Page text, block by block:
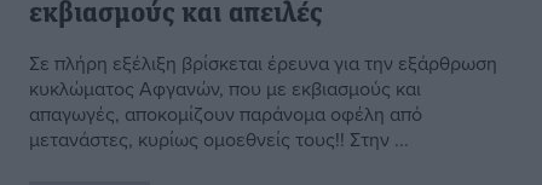
εκβιασμούς και απειλές
Σε πλήρη εξέλιξη βρίσκεται έρευνα για την εξάρθρωση
κυκλώματος Αφγανών, που με εκβιασμούς και
απαγωγές, αποκομίζουν παράνομα οφέλη από
μετανάστες, κυρίως ομοεθνείς τους!! Στην ...